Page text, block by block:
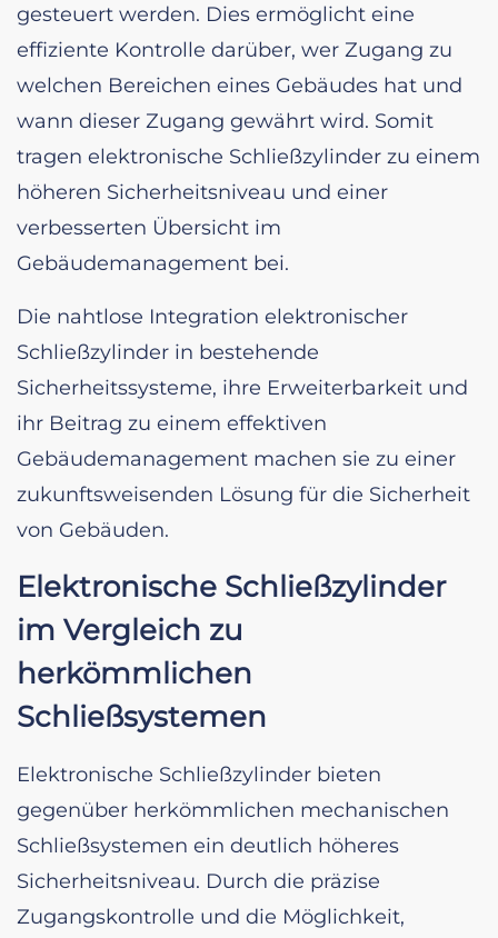
gesteuert werden. Dies ermöglicht eine
effiziente Kontrolle darüber, wer Zugang zu
welchen Bereichen eines Gebäudes hat und
wann dieser Zugang gewährt wird. Somit
tragen elektronische Schließzylinder zu einem
höheren Sicherheitsniveau und einer
verbesserten Übersicht im
Gebäudemanagement bei.
Die nahtlose Integration elektronischer
Schließzylinder in bestehende
Sicherheitssysteme, ihre Erweiterbarkeit und
ihr Beitrag zu einem effektiven
Gebäudemanagement machen sie zu einer
zukunftsweisenden Lösung für die Sicherheit
von Gebäuden.
Elektronische Schließzylinder
im Vergleich zu
herkömmlichen
Schließsystemen
Elektronische Schließzylinder bieten
gegenüber herkömmlichen mechanischen
Schließsystemen ein deutlich höheres
Sicherheitsniveau. Durch die präzise
Zugangskontrolle und die Möglichkeit,